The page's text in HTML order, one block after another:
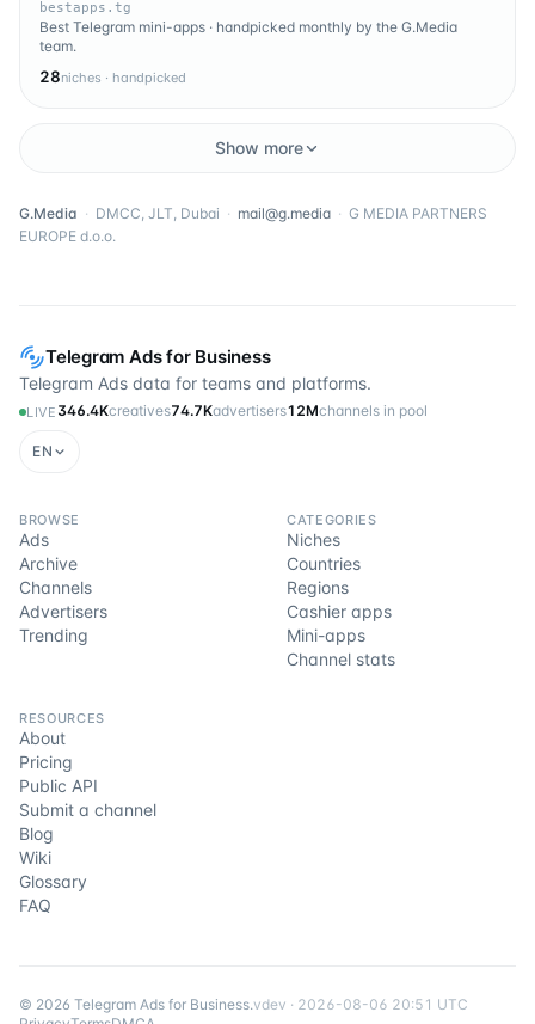
Telegram Ads for Business
Telegram Ads data for teams and platforms.
LIVE 346.4Kcreatives74.7Kadvertisers12Mchannels in pool
EN
BROWSE
Ads
Archive
Channels
Advertisers
Trending
CATEGORIES
Niches
Countries
Regions
Cashier apps
Mini-apps
Channel stats
RESOURCES
About
Pricing
Public API
Submit a channel
Blog
Wiki
Glossary
FAQ
bestapps.tg
Best Telegram mini-apps · handpicked monthly by the G.Media
team.
28niches · handpicked
Show more
G.Media · DMCC, JLT, Dubai · mail@g.media · G MEDIA PARTNERS
EUROPE d.o.o.
© 2026 Telegram Ads for Business.vdev · 2026-08-06 20:51 UTC